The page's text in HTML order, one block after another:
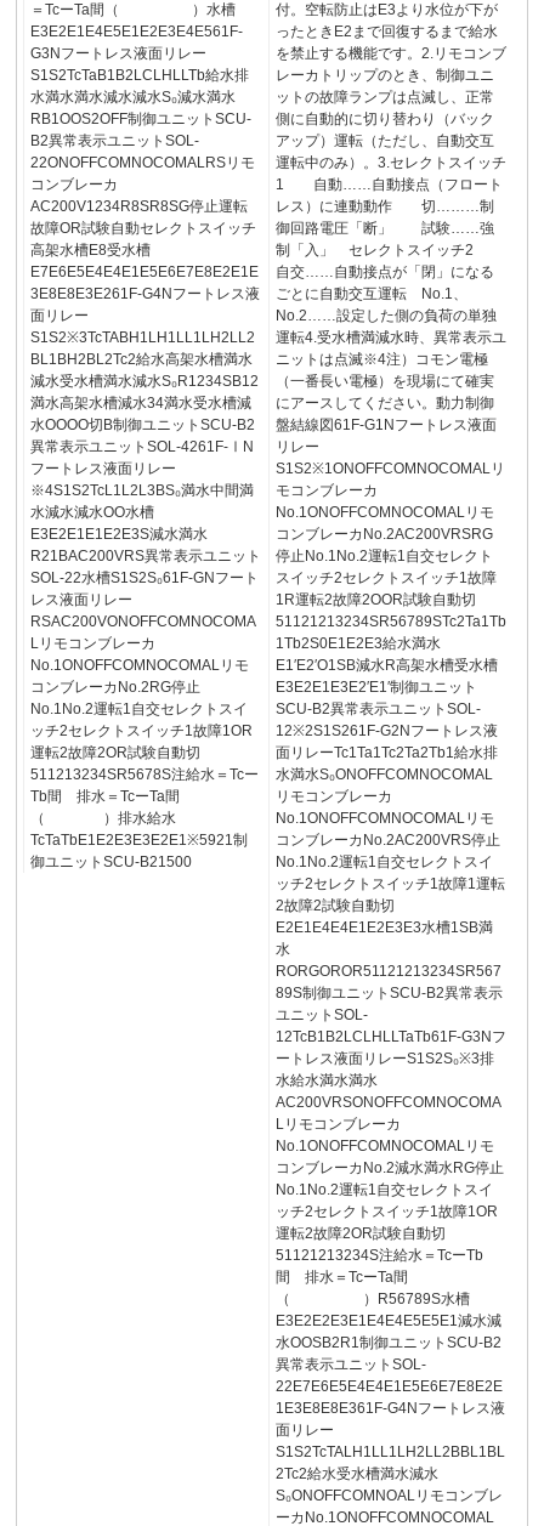
＝TcーTa間（ ）水槽
E3E2E1E4E5E1E2E3E4E561F-
G3Nフートレス液面リレー
S1S2TcTaB1B2LCLHLLTb給水排
水満水満水減水減水S₀減水満水
RB1OOS2OFF制御ユニットSCU-
B2異常表示ユニットSOL-
22ONOFFCOMNOCOMALRSリモ
コンブレーカ
AC200V1234R8SR8SG停止運転
故障OR試験自動セレクトスイッチ
高架水槽E8受水槽
E7E6E5E4E4E1E5E6E7E8E2E1E
3E8E8E3E261F-G4Nフートレス液
面リレー
S1S2※3TcTABH1LH1LL1LH2LL2
BL1BH2BL2Tc2給水高架水槽満水
減水受水槽満水減水S₀R1234SB12
満水高架水槽減水34満水受水槽減
水OOOO切B制御ユニットSCU-B2
異常表示ユニットSOL-4261F-ⅠN
フートレス液面リレー
※4S1S2TcL1L2L3BS₀満水中間満
水減水減水OO水槽
E3E2E1E1E2E3S減水満水
R21BAC200VRS異常表示ユニット
SOL-22水槽S1S2S₀61F-GNフート
レス液面リレー
RSAC200VONOFFCOMNOCOMA
Lリモコンブレーカ
No.1ONOFFCOMNOCOMALリモ
コンブレーカNo.2RG停止
No.1No.2運転1自交セレクトスイ
ッチ2セレクトスイッチ1故障1OR
運転2故障2OR試験自動切
511213234SR5678S注給水＝Tcー
Tb間 排水＝TcーTa間
（ ）排水給水
TcTaTbE1E2E3E3E2E1※5921制
御ユニットSCU-B21500
付。空転防止はE3より水位が下が
ったときE2まで回復するまで給水
を禁止する機能です。2.リモコンブ
レーカトリップのとき、制御ユニ
ットの故障ランプは点滅し、正常
側に自動的に切り替わり（バック
アップ）運転（ただし、自動交互
運転中のみ）。3.セレクトスイッチ
1 自動……自動接点（フロート
レス）に連動動作 切………制
御回路電圧「断」 試験……強
制「入」 セレクトスイッチ2
自交……自動接点が「閉」になる
ごとに自動交互運転 No.1、
No.2……設定した側の負荷の単独
運転4.受水槽満減水時、異常表示ユ
ニットは点滅※4注）コモン電極
（一番長い電極）を現場にて確実
にアースしてください。動力制御
盤結線図61F-G1Nフートレス液面
リレー
S1S2※1ONOFFCOMNOCOMALリ
モコンブレーカ
No.1ONOFFCOMNOCOMALリモ
コンブレーカNo.2AC200VRSRG
停止No.1No.2運転1自交セレクト
スイッチ2セレクトスイッチ1故障
1R運転2故障2OOR試験自動切
51121213234SR56789STc2Ta1Tb
1Tb2S0E1E2E3給水満水
E1′E2′O1SB減水R高架水槽受水槽
E3E2E1E3E2′E1′制御ユニット
SCU-B2異常表示ユニットSOL-
12※2S1S261F-G2Nフートレス液
面リレーTc1Ta1Tc2Ta2Tb1給水排
水満水S₀ONOFFCOMNOCOMAL
リモコンブレーカ
No.1ONOFFCOMNOCOMALリモ
コンブレーカNo.2AC200VRS停止
No.1No.2運転1自交セレクトスイ
ッチ2セレクトスイッチ1故障1運転
2故障2試験自動切
E2E1E4E4E1E2E3E3水槽1SB満
水
RORGOROR51121213234SR567
89S制御ユニットSCU-B2異常表示
ユニットSOL-
12TcB1B2LCLHLLTaTb61F-G3Nフ
ートレス液面リレーS1S2S₀※3排
水給水満水満水
AC200VRSONOFFCOMNOCOMA
Lリモコンブレーカ
No.1ONOFFCOMNOCOMALリモ
コンブレーカNo.2減水満水RG停止
No.1No.2運転1自交セレクトスイ
ッチ2セレクトスイッチ1故障1OR
運転2故障2OR試験自動切
51121213234S注給水＝TcーTb
間 排水＝TcーTa間
（ ）R56789S水槽
E3E2E2E3E1E4E4E5E5E1減水減
水OOSB2R1制御ユニットSCU-B2
異常表示ユニットSOL-
22E7E6E5E4E4E1E5E6E7E8E2E
1E3E8E8E361F-G4Nフートレス液
面リレー
S1S2TcTALH1LL1LH2LL2BBL1BL
2Tc2給水受水槽満水減水
S₀ONOFFCOMNOALリモコンブレ
ーカNo.1ONOFFCOMNOCOMAL